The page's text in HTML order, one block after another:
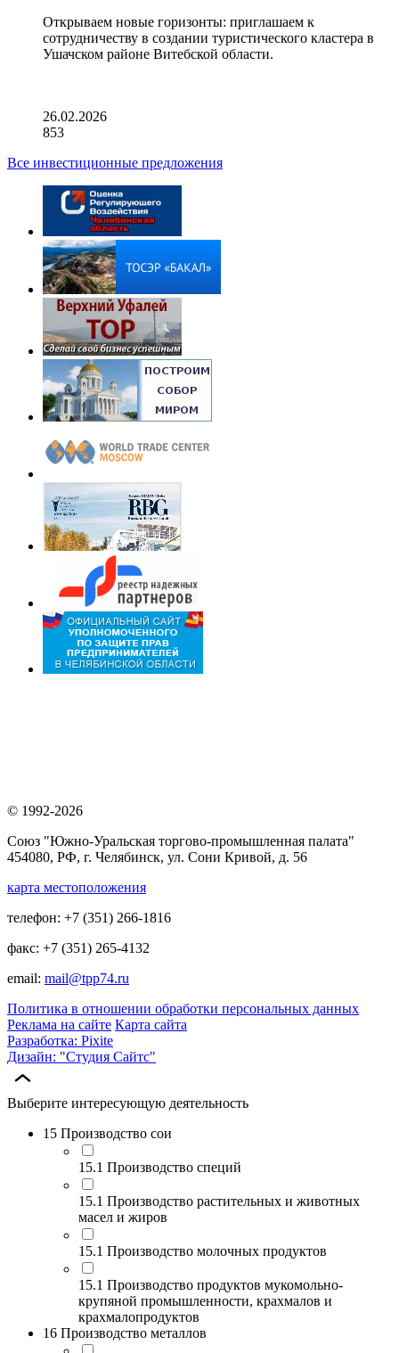
Открываем новые горизонты: приглашаем к
сотрудничеству в создании туристического кластера в
Ушачском районе Витебской области.
26.02.2026
853
Все инвестиционные предложения
© 1992-2026
Союз "Южно-Уральская торгово-промышленная палата"
454080, РФ, г. Челябинск, ул. Сони Кривой, д. 56
карта местоположения
телефон: +7 (351) 266-1816
факс: +7 (351) 265-4132
email: mail@tpp74.ru
Политика в отношении обработки персональных данных
Реклама на сайте Карта сайта
Разработка: Pixite
Дизайн: "Студия Сайтс"
Выберите интересующую деятельность
15 Производство сои
15.1 Производство специй
15.1 Производство растительных и животных
масел и жиров
15.1 Производство молочных продуктов
15.1 Производство продуктов мукомольно-
крупяной промышленности, крахмалов и
крахмалопродуктов
16 Производство металлов